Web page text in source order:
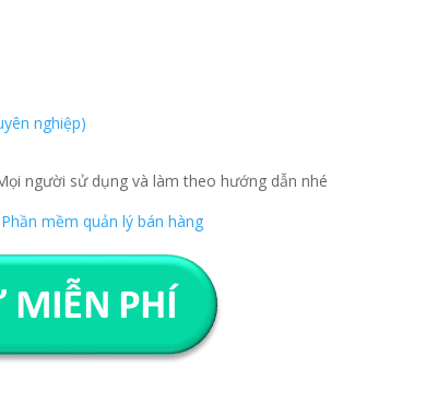
nghiệp)
người sử dụng và làm theo hướng dẫn nhé
Phần mềm quản lý bán hàng